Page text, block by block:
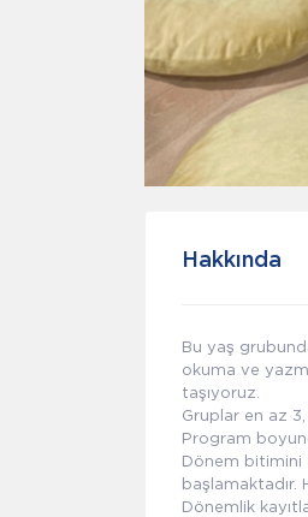
Hakkında
Bu yaş
okuma ve
taşıyoruz.
Gruplar en az
Program
Dönem bitimini
başlamaktadır.
Dönemlik